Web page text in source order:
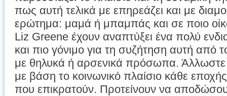
πως αυτή τελικά με επηρεάζει και με
ερώτημα: μαμά ή μπαμπάς και σε ποιο
Liz Greene έχουν αναπτύξει ένα πολύ
και πιο γόνιμο για τη συζήτηση αυτή από
με θηλυκά ή αρσενικά πρόσωπα. Άλλωστε
με βάση το κοινωνικό πλαίσιο κάθε εποχής
που επικρατούν. Προτείνουν να